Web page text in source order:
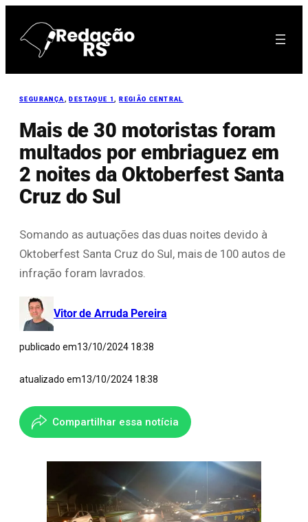
para
SEGURANÇA , DESTAQUE 1, REGIÃO CENTRAL
Mais de 30 motoristas foram
multados por embriaguez em
2 noites da Oktoberfest Santa
Cruz do Sul
Somando as autuações das duas noites devido à
Oktoberfest Santa Cruz do Sul, mais de 100 autos de
infração foram lavrados.
Vitor de Arruda Pereira
publicado em13/10/2024 18:38
atualizado em13/10/2024 18:38
Compartilhar essa notícia